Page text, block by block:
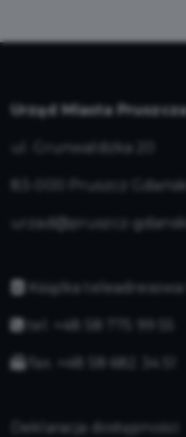
Urząd Miasta
ul. Grunwaldzka 20
83-000 Pruszcz Gdański
urzad@pruszcz-
Książka teleadresowa
tel. +48 58 775 99 55
fax. +48 58 682 34 51
Deklaracja dostępności